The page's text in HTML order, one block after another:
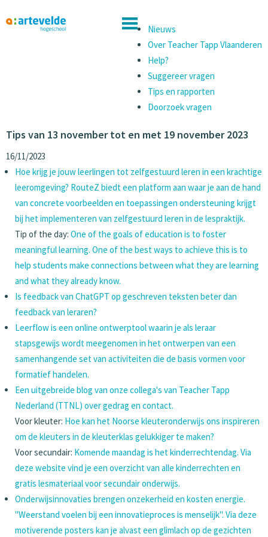
Nieuws
Over Teacher Tapp Vlaanderen
Help?
Suggereer vragen
Tips en rapporten
Doorzoek vragen
Tips van 13 november tot en met 19 november 2023
16/11/2023
Hoe krijg je jouw leerlingen tot zelfgestuurd leren in een krachtige
leeromgeving? RouteZ biedt een platform aan waar je aan de hand
van concrete voorbeelden en toepassingen ondersteuning krijgt
bij het implementeren van zelfgestuurd leren in de lespraktijk.
Tip of the day: One of the goals of education is to foster
meaningful learning. One of the best ways to achieve this is to
help students make connections between what they are learning
and what they already know.
Is feedback van ChatGPT op geschreven teksten beter dan
feedback van leraren?
Leerflow is een online ontwerptool waarin je als leraar
stapsgewijs wordt meegenomen in het ontwerpen van een
samenhangende set van activiteiten die de basis vormen voor
formatief handelen.
Een uitgebreide blog van onze collega's van Teacher Tapp
Nederland (TTNL) over gedrag en contact.
Voor kleuter: Hoe kan het Noorse kleuteronderwijs ons inspireren
om de kleuters in de kleuterklas gelukkiger te maken?
Voor secundair: Komende maandag is het kinderrechtendag. Via
deze website vind je een overzicht van alle kinderrechten en
gratis lesmateriaal voor secundair onderwijs.
Onderwijsinnovaties brengen onzekerheid en kosten energie.
"Weerstand voelen bij een innovatieproces is menselijk". Via deze
motiverende posters kan je alvast een glimlach op de gezichten